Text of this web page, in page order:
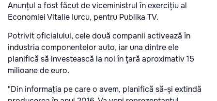
Anunțul a fost făcut de viceministrul în exercițiu al
Economiei Vitalie Iurcu, pentru Publika TV.
Potrivit oficialului, cele două companii activează în
industria componentelor auto, iar una dintre ele
planifică să investească la noi în ţară aproximativ 15
milioane de euro.
"Din informația pe care o avem, planifică să-și extindă